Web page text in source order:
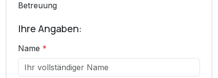
Betreuung
Ihre Angaben:
Name *